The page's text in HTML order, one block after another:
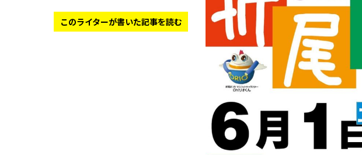
このライターが書いた記事を読む